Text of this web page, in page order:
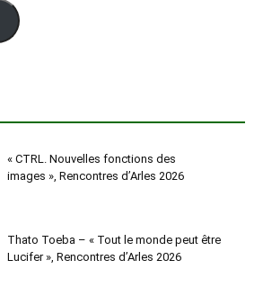
« CTRL. Nouvelles fonctions des
images », Rencontres d’Arles 2026
Thato Toeba – « Tout le monde peut être
Lucifer », Rencontres d’Arles 2026